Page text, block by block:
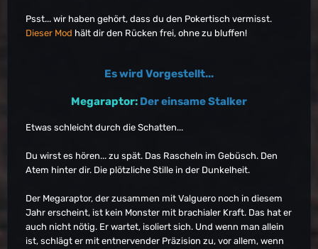
Psst... wir haben gehört, dass du den Pokertisch vermisst.
Dieser Mod hält dir den Rücken frei, ohne zu bluffen!
Es wird Vorgestellt...
Megaraptor:Der einsame Stalker
Etwas schleicht durch die Schatten...
Du wirst es hören... zu spät. Das Rascheln im Gebüsch. Den
Atem hinter dir. Die plötzliche Stille in der Dunkelheit.
Der Megaraptor, der zusammen mit Valguero noch in diesem
Jahr erscheint, ist kein Monster mit brachialer Kraft. Das hat er
auch nicht nötig. Er wartet, isoliert sich. Und wenn man allein
ist, schlägt er mit entnervender Präzision zu, vor allem, wenn